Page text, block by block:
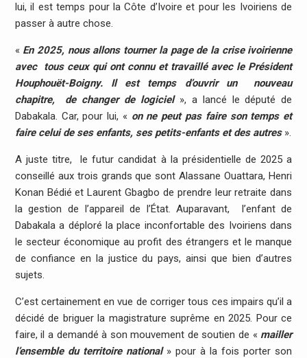
lui, il est temps pour la Côte d’Ivoire et pour les Ivoiriens de
passer à autre chose.
« En 2025, nous allons tourner la page de la crise ivoirienne
avec tous ceux qui ont connu et travaillé avec le Président
Houphouët-Boigny. Il est temps d’ouvrir un nouveau
chapitre, de changer de logiciel», a lancé le député de
Dabakala. Car, pour lui, « on ne peut pas faire son temps et
faire celui de ses enfants, ses petits-enfants et des autres».
A juste titre, le futur candidat à la présidentielle de 2025 a
conseillé aux trois grands que sont Alassane Ouattara, Henri
Konan Bédié et Laurent Gbagbo de prendre leur retraite dans
la gestion de l’appareil de l’État. Auparavant, l’enfant de
Dabakala a déploré la place inconfortable des Ivoiriens dans
le secteur économique au profit des étrangers et le manque
de confiance en la justice du pays, ainsi que bien d’autres
sujets.
C’est certainement en vue de corriger tous ces impairs qu’il a
décidé de briguer la magistrature suprême en 2025. Pour ce
faire, il a demandé à son mouvement de soutien de « mailler
l’ensemble du territoire national» pour à la fois porter son